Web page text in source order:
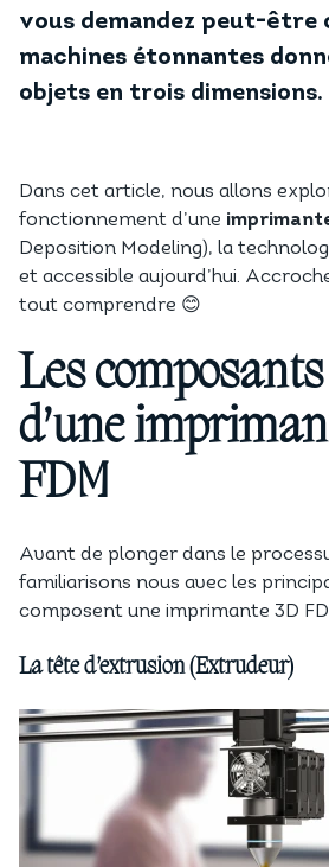
vous demandez peut-être
machines étonnantes
objets en trois dimensions.
Dans cet article, nous allons
fonctionnement d’une imprimante
Deposition Modeling), la
et accessible aujourd’hui.
tout comprendre 😊
Les
d’une
FDM
Avant de plonger dans le
familiarisons nous avec les
composent une imprimante 3D
La tête d’extrusion (Extrudeur)